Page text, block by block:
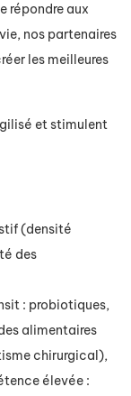
répondre aux
nos partenaires
les meilleures
et stimulent
(densité
des
: probiotiques,
alimentaires
chirurgical),
élevée :